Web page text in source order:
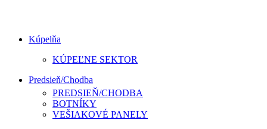
Kúpelňa
KÚPEĽNE SEKTOR
Predsieň/Chodba
PREDSIEŇ/CHODBA
BOTNÍKY
VEŠIAKOVÉ PANELY